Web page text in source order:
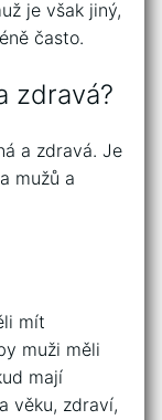
je však jiný,
často.
zdravá?
a zdravá. Je
mužů a
mít
muži měli
mají
věku, zdraví,